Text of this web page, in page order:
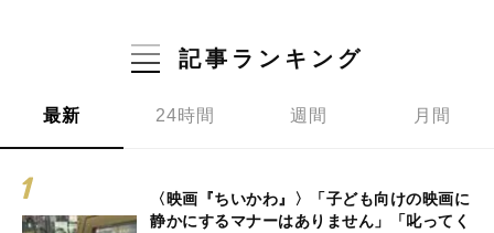
記事ランキング
最新 24時間 週間 月間
〈映画『ちいかわ』〉「子ども向けの映画に
静かにするマナーはありません」「叱ってく